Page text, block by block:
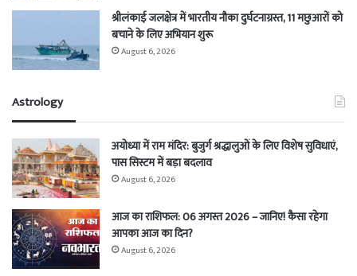
श्रीलंकाई जलक्षेत्र में भारतीय नौका दुर्घटनाग्रस्त, 11 मछुआरों को
बचाने के लिए अभियान शुरू
August 6, 2026
Astrology
अयोध्या में राम मंदिर: बुजुर्ग श्रद्धालुओं के लिए विशेष सुविधाएं,
पास सिस्टम में बड़ा बदलाव
August 6, 2026
आज का राशिफल: 06 अगस्त 2026 – जानिए! कैसा रहेगा
आपका आज का दिन?
August 6, 2026